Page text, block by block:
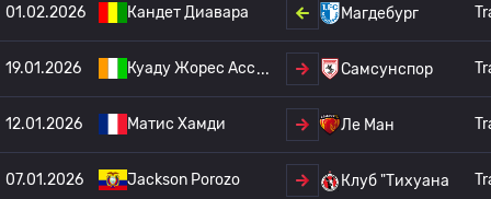
01.02.2026 Кандет Диавара Магдебург
19.01.2026 Куаду Жорес Асс Самсунспор
12.01.2026 Матис Хамди Ле Ман
07.01.2026 Jackson Porozo Клуб "Тихуана